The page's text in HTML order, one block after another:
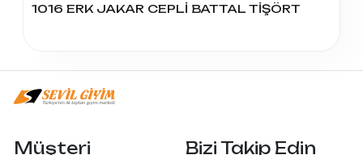
1016 ERK JAKAR CEPLİ BATTAL TİŞÖRT
Müşteri
Bizi Takip Edin